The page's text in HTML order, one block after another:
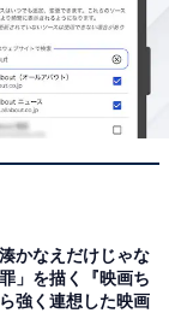
コレート」
かなえだけじゃな
」を描く『映画ち
強く連想した映画